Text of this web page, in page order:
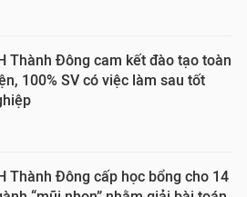
Thành Đông cam kết đào tạo toàn
100% SV có việc làm sau tốt
Thành Đông cấp học bổng cho 14